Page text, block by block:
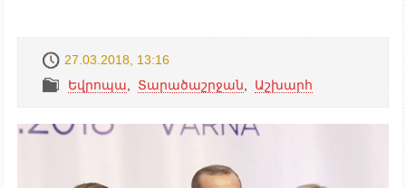
27.03.2018, 13:16
Եվրոպա
Տարածաշրջան Աշխարհ